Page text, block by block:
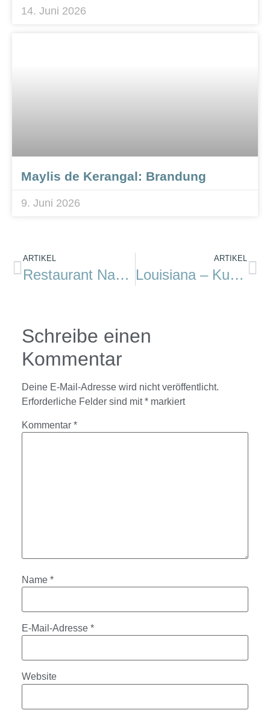
14. Juni 2026
Maylis de Kerangal: Brandung
9. Juni 2026
ARTIKEL
Restaurant Nautilus, Vedbæk Havn
ARTIKEL
Louisiana – Kunst von Weltklasse am Øresund
Schreibe einen
Kommentar
Deine E-Mail-Adresse wird nicht veröffentlicht.
Erforderliche Felder sind mit* markiert
Kommentar *
Name *
E-Mail-Adresse *
Website